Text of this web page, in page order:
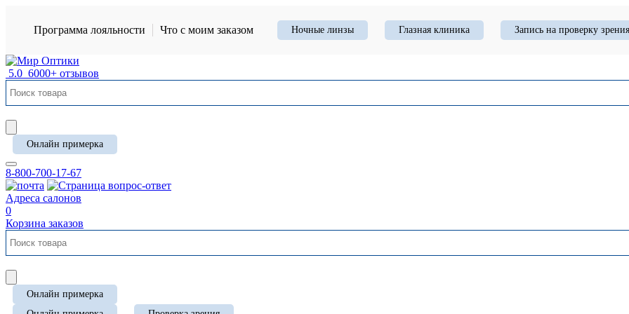
Программа лояльности Что с моим заказом Ночные линзы Глазная клиника Запись на проверку зрения
5.0 6000+ отзывов
Онлайн примерка
8-800-700-17-67
Адреса салонов
0
Корзина заказов
Онлайн примерка